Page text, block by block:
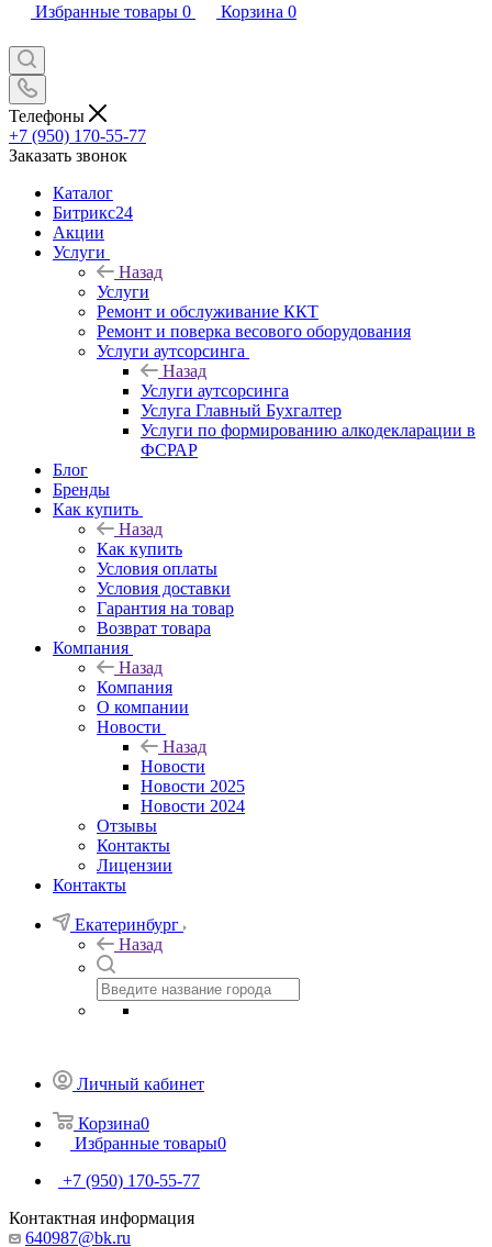
Избранные товары 0 Корзина 0
Телефоны
+7 (950) 170-55-77
Заказать звонок
Каталог
Битрикс24
Акции
Услуги
Назад
Услуги
Ремонт и обслуживание ККТ
Ремонт и поверка весового оборудования
Услуги аутсорсинга
Назад
Услуги аутсорсинга
Услуга Главный Бухгалтер
Услуги по формированию алкодекларации в
ФСРАР
Блог
Бренды
Как купить
Назад
Как купить
Условия оплаты
Условия доставки
Гарантия на товар
Возврат товара
Компания
Назад
Компания
О компании
Новости
Назад
Новости
Новости 2025
Новости 2024
Отзывы
Контакты
Лицензии
Контакты
Екатеринбург
Назад
Личный кабинет
Корзина0
Избранные товары0
+7 (950) 170-55-77
Контактная информация
640987@bk.ru